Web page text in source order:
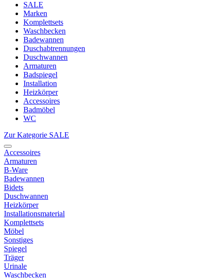
SALE
Marken
Komplettsets
Waschbecken
Badewannen
Duschabtrennungen
Duschwannen
Armaturen
Badspiegel
Installation
Heizkörper
Accessoires
Badmöbel
WC
Zur Kategorie SALE
Accessoires
Armaturen
B-Ware
Badewannen
Bidets
Duschwannen
Heizkörper
Installationsmaterial
Komplettsets
Möbel
Sonstiges
Spiegel
Träger
Urinale
Waschbecken